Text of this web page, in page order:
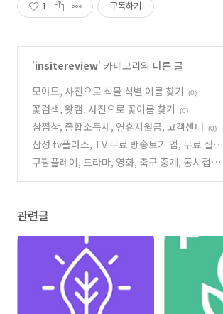
1 구독하기
'insitereview' 카테고리의 다른 글
모야모, 사진으로 식물 식별 이름 찾기
(0)
꽃검색, 왓캠, 사진으로 꽃이름 찾기 (0)
삼쩜삼, 종합소득세, 연휴지원금, 고객센터 (0)
삼성 tv플러스, TV 무료 방송보기 앱, 무료 실시
간 tv보기 어플
(0)
쿠팡플레이, 드라마, 영화, 축구 중계, 동시접속까
관련글